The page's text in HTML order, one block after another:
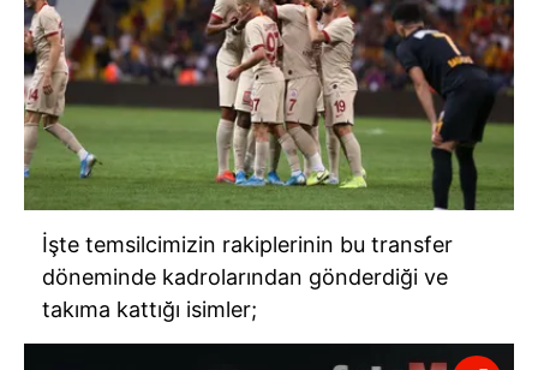
İşte temsilcimizin rakiplerinin bu transfer
döneminde kadrolarından gönderdiği ve
takıma kattığı isimler;